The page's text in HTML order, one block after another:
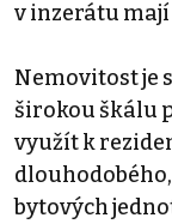
v inzerátu
Nemovitost je
širokou škálu
využít k
bytových